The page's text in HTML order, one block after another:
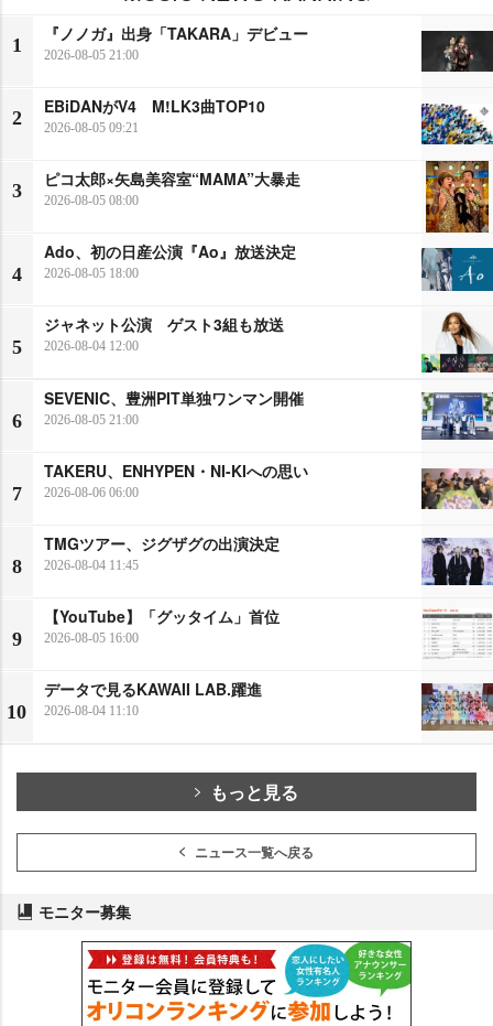
1
『ノノガ』出身「TAKARA」デビュー
2026-08-05 21:00
2
EBiDANがV4 M!LK3曲TOP10
2026-08-05 09:21
3
ピコ太郎×矢島美容室“MAMA”大暴走
2026-08-05 08:00
4
Ado、初の日産公演『Ao』放送決定
2026-08-05 18:00
5
ジャネット公演 ゲスト3組も放送
2026-08-04 12:00
6
SEVENIC、豊洲PIT単独ワンマン開催
2026-08-05 21:00
7
TAKERU、ENHYPEN・NI-KIへの思い
2026-08-06 06:00
8
TMGツアー、ジグザグの出演決定
2026-08-04 11:45
9
【YouTube】「グッタイム」首位
2026-08-05 16:00
10
データで見るKAWAII LAB.躍進
2026-08-04 11:10
もっと見る
ニュース一覧へ戻る
モニター募集